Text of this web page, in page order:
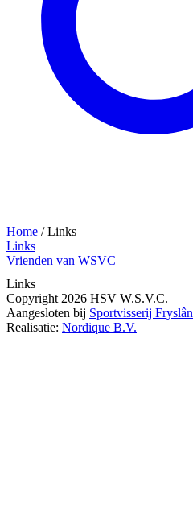
Home /Links
Links
Vrienden van WSVC
Links
Copyright 2026 HSV W.S.V.C.
Aangesloten bij Sportvisserij Fryslân
Realisatie: Nordique B.V.